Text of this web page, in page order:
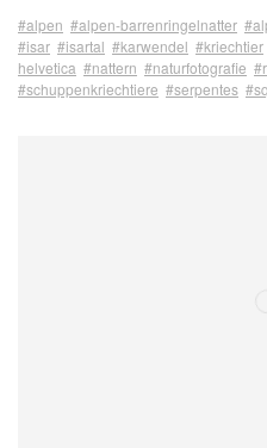
#alpen #alpen-barrenringelnatter
#isar #isartal #karwendel #kriechtier
helvetica #nattern #naturfotografie
#schuppenkriechtiere #serpentes